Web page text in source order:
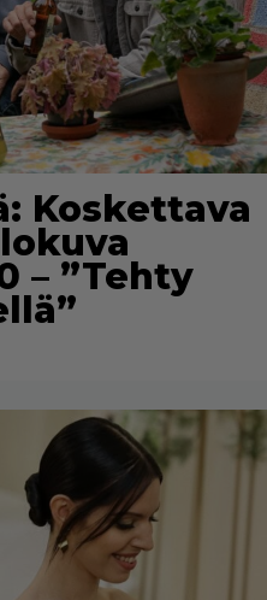
Koskettava
– ”Tehty